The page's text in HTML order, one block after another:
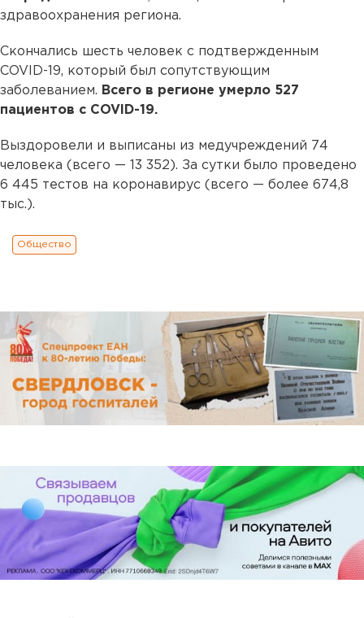
здравоохранения региона.
Скончались шесть человек с подтвержденным
COVID-19, который был сопутствующим
заболеванием. Всего в регионе умерло 527
пациентов с COVID-19.
Выздоровели и выписаны из медучреждений 74
человека (всего — 13 352). За сутки было проведено
6 445 тестов на коронавирус (всего — более 674,8
тыс.).
Общество